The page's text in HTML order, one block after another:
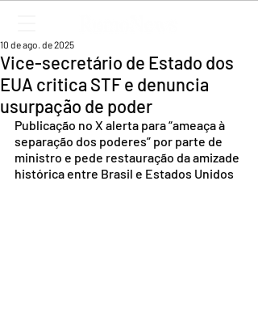
Vice-secretário de Estado dos
EUA critica STF e denuncia
usurpação de poder
10 de ago. de 2025
Publicação no X alerta para “ameaça à
separação dos poderes” por parte de
ministro e pede restauração da amizade
histórica entre Brasil e Estados Unidos